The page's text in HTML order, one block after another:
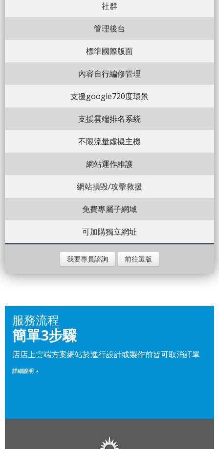
社群
管理後台
標準國際版面
內容自行編修管理
支援google720度環景
支援雲端排名系統
不限流量虛擬主機
網站運作維護
網站損毀/攻擊救援
免費專屬子網域
可加購獨立網址
我要專員諮詢 前往選版
服務流程
簡單3步驟
店店上雲端方案網站於進行設計或製作前皆可取消訂單
詳細說明 +